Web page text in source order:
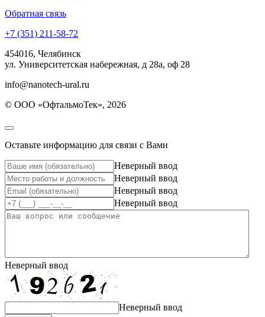
Обратная связь
+7 (351) 211-58-72
454016, Челябинск
ул. Университетская набережная, д 28а, оф 28
info@nanotech-ural.ru
© ООО «ОфтальмоТек», 2026
Оставьте информацию для связи с Вами
Неверный ввод
Неверный ввод
Неверный ввод
Неверный ввод
Неверный ввод
Неверный ввод